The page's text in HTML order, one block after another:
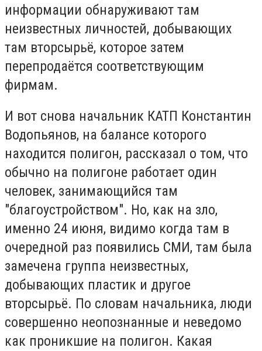
информации обнаруживают там
неизвестных личностей, добывающих
там вторсырьё, которое затем
перепродаётся соответствующим
фирмам.
И вот снова начальник КАТП Константин
Водопьянов, на балансе которого
находится полигон, рассказал о том, что
обычно на полигоне работает один
человек, занимающийся там
"благоустройством". Но, как на зло,
именно 24 июня, видимо когда там в
очередной раз появились СМИ, там была
замечена группа неизвестных,
добывающих пластик и другое
вторсырьё. По словам начальника, люди
совершенно неопознанные и неведомо
как проникшие на полигон. Какая